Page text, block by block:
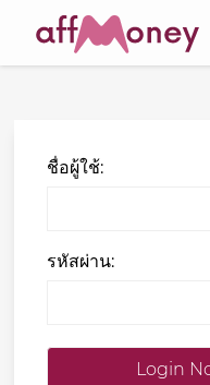
ชื่อผู้ใช้:
รหัสผ่าน: